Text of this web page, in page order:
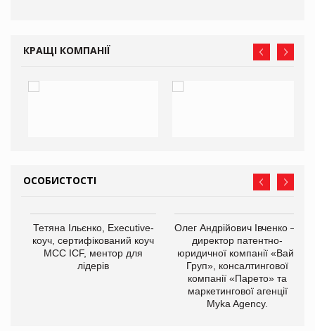
КРАЩІ КОМПАНІЇ
ОСОБИСТОСТІ
Тетяна Ільєнко, Executive-
коуч, сертифікований коуч
МСС ICF, ментор для
лідерів
Олег Андрійович Івченко —
директор патентно-
юридичної компанії «Вайз
Груп», консалтингової
компанії «Парето» та
маркетингової агенції
Myka Agency.